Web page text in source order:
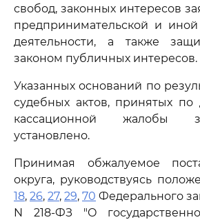
свобод, законных интересов
предпринимательской и
деятельности, а также
законом публичных интересов.
Указанных оснований по
судебных актов, принятых по
кассационной жалобы
установлено.
Принимая обжалуемое
округа, руководствуясь
18, 26, 27, 29, 70 Федерального
N 218-ФЗ "О